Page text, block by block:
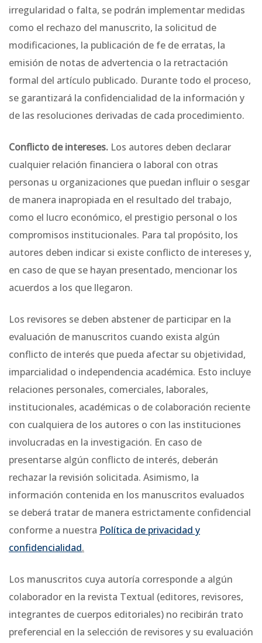
irregularidad o falta, se podrán implementar medidas
como el rechazo del manuscrito, la solicitud de
modificaciones, la publicación de fe de erratas, la
emisión de notas de advertencia o la retractación
formal del artículo publicado. Durante todo el proceso,
se garantizará la confidencialidad de la información y
de las resoluciones derivadas de cada procedimiento.
Conflicto de intereses. Los autores deben declarar
cualquier relación financiera o laboral con otras
personas u organizaciones que puedan influir o sesgar
de manera inapropiada en el resultado del trabajo,
como el lucro económico, el prestigio personal o los
compromisos institucionales. Para tal propósito, los
autores deben indicar si existe conflicto de intereses y,
en caso de que se hayan presentado, mencionar los
acuerdos a los que llegaron.
Los revisores se deben abstener de participar en la
evaluación de manuscritos cuando exista algún
conflicto de interés que pueda afectar su objetividad,
imparcialidad o independencia académica. Esto incluye
relaciones personales, comerciales, laborales,
institucionales, académicas o de colaboración reciente
con cualquiera de los autores o con las instituciones
involucradas en la investigación. En caso de
presentarse algún conflicto de interés, deberán
rechazar la revisión solicitada. Asimismo, la
información contenida en los manuscritos evaluados
se deberá tratar de manera estrictamente confidencial
conforme a nuestra Política de privacidad y
confidencialidad.
Los manuscritos cuya autoría corresponde a algún
colaborador en la revista Textual (editores, revisores,
integrantes de cuerpos editoriales) no recibirán trato
preferencial en la selección de revisores y su evaluación